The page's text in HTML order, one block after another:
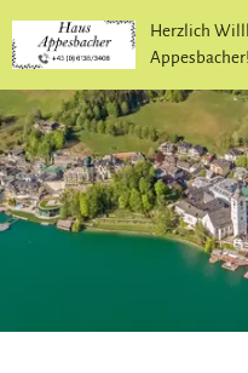
Herzlich
Appesbacher!